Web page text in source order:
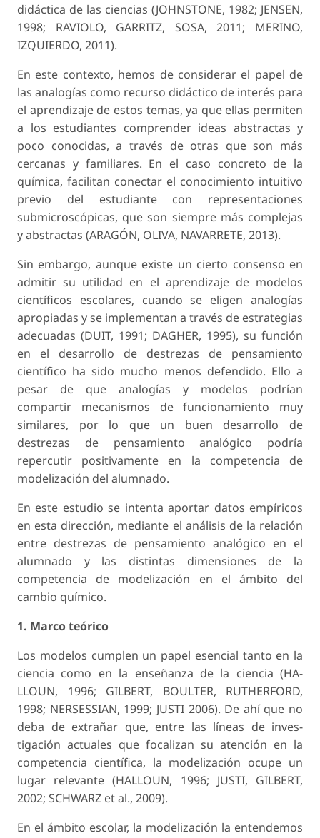
didáctica de las ciencias (JOHNSTONE, 1982; JENSEN,
1998; RAVIOLO, GARRITZ, SOSA, 2011; MERINO,
IZQUIERDO, 2011).
En este contexto, hemos de considerar el pa­pel de
las analogías como recurso didáctico de interés para
el aprendizaje de estos temas, ya que ellas permiten
a los estudiantes comprender ideas abstractas y
poco conocidas, a través de otras que son más
cercanas y familiares. En el caso concreto de la
química, facilitan conectar el conocimiento intuitivo
previo del estudiante con representa­ciones
submicroscópicas, que son siempre más complejas
y abstractas (ARAGÓN, OLIVA, NA­VARRETE, 2013).
Sin embargo, aunque existe un cierto consenso en
admitir su utilidad en el aprendizaje de modelos
científicos escolares, cuando se eligen analogías
apropiadas y se implementan a través de estrategias
adecuadas (DUIT, 1991; DAGHER, 1995), su fun­ción
en el desarrollo de destrezas de pensamiento
científico ha sido mucho menos defendido. Ello a
pesar de que analogías y modelos podrían
compartir mecanismos de funcionamiento muy
similares, por lo que un buen desarrollo de
destrezas de pensa­miento analógico podría
repercutir positivamente en la competencia de
modelización del alumnado.
En este estudio se intenta aportar datos empí­ricos
en esta dirección, mediante el análisis de la relación
entre destrezas de pensamiento analógico en el
alumnado y las distintas dimensiones de la
competencia de modelización en el ámbito del
cambio químico.
1. Marco teórico
Los modelos cumplen un papel esencial tanto en la
ciencia como en la enseñanza de la ciencia (HA­
LLOUN, 1996; GILBERT, BOULTER, RUTHERFORD,
1998; NERSESSIAN, 1999; JUSTI 2006). De ahí que no
deba de extrañar que, entre las líneas de inves­
tigación actuales que focalizan su atención en la
competencia científica, la modelización ocupe un
lugar relevante (HALLOUN, 1996; JUSTI, GILBERT,
2002; SCHWARZ et al., 2009).
En el ámbito escolar, la modelización la enten­demos